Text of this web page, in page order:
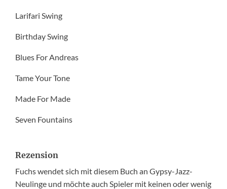
Larifari Swing
Birthday Swing
Blues For Andreas
Tame Your Tone
Made For Made
Seven Fountains
Rezension
Fuchs wendet sich mit diesem Buch an Gypsy-Jazz-
Neulinge und möchte auch Spieler mit keinen oder wenig